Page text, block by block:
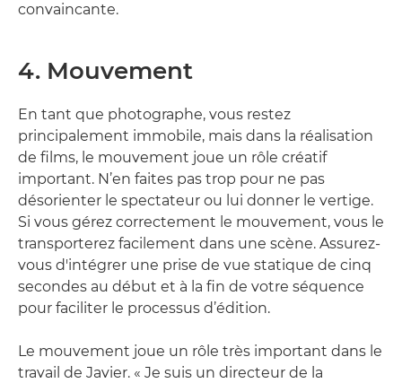
convaincante.
4. Mouvement
En tant que photographe, vous restez
principalement immobile, mais dans la réalisation
de films, le mouvement joue un rôle créatif
important. N’en faites pas trop pour ne pas
désorienter le spectateur ou lui donner le vertige.
Si vous gérez correctement le mouvement, vous le
transporterez facilement dans une scène. Assurez-
vous d'intégrer une prise de vue statique de cinq
secondes au début et à la fin de votre séquence
pour faciliter le processus d’édition.
Le mouvement joue un rôle très important dans le
travail de Javier. « Je suis un directeur de la